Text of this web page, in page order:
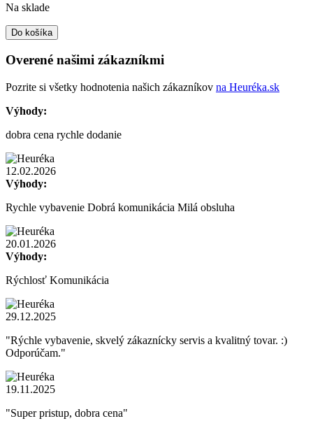
Na sklade
Do košíka
Overené našimi zákazníkmi
Pozrite si všetky hodnotenia našich zákazníkov na Heuréka.sk
Výhody:
dobra cena rychle dodanie
12.02.2026
Výhody:
Rychle vybavenie Dobrá komunikácia Milá obsluha
20.01.2026
Výhody:
Rýchlosť Komunikácia
29.12.2025
"Rýchle vybavenie, skvelý zákaznícky servis a kvalitný tovar. :)
Odporúčam."
19.11.2025
"Super pristup, dobra cena"